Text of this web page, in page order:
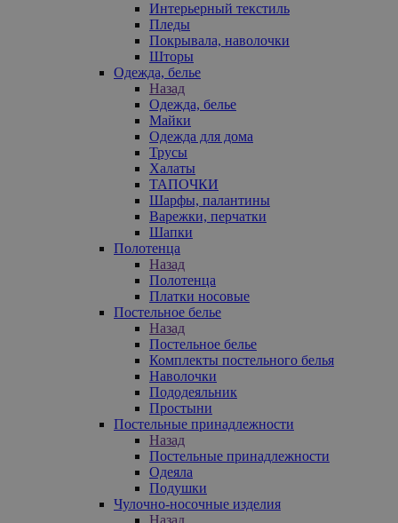
Интерьерный текстиль
Пледы
Покрывала, наволочки
Шторы
Одежда, белье
Назад
Одежда, белье
Майки
Одежда для дома
Трусы
Халаты
ТАПОЧКИ
Шарфы, палантины
Варежки, перчатки
Шапки
Полотенца
Назад
Полотенца
Платки носовые
Постельное белье
Назад
Постельное белье
Комплекты постельного белья
Наволочки
Пододеяльник
Простыни
Постельные принадлежности
Назад
Постельные принадлежности
Одеяла
Подушки
Чулочно-носочные изделия
Назад